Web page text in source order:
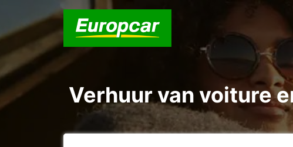
Verhuur van voiture